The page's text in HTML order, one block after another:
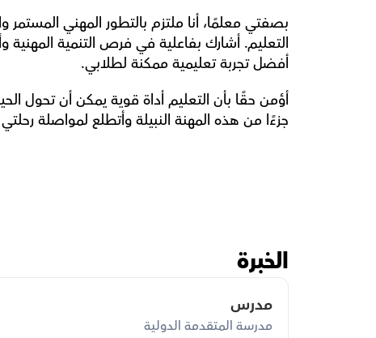
أفضل تجربة تعليمية ممكنة لطلابي.
جزءًا من هذه المهنة النبيلة وأتطلع لمواصلة
الخبرة
مدرس
مدرسة المتقدمة الدولية